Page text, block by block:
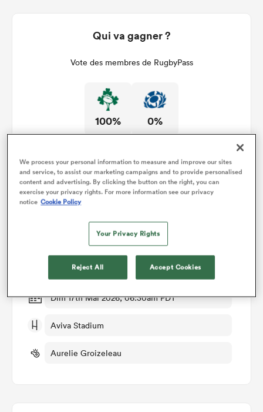
Qui va gagner ?
Vote des membres de RugbyPass
100% 0%
Ireland Women v Scotland Women
Manche 5
Dim 17th Mai 2026, 06:30am PDT
Aviva Stadium
Aurelie Groizeleau
We process your personal information to measure and improve our sites
and service, to assist our marketing campaigns and to provide personalised
content and advertising. By clicking the button on the right, you can
exercise your privacy rights. For more information see our privacy
notice Cookie Policy
Your Privacy Rights
Reject All Accept Cookies